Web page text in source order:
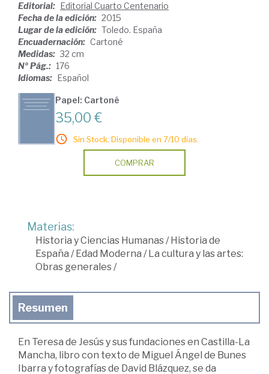
Editorial: Editorial Cuarto Centenario
Fecha de la edición: 2015
Lugar de la edición: Toledo. España
Encuadernación: Cartoné
Medidas: 32 cm
Nº Pág.: 176
Idiomas: Español
Papel: Cartoné
35,00 €
Sin Stock. Disponible en 7/10 días.
COMPRAR
Materias:
Historia y Ciencias Humanas/Historia de
España /Edad Moderna /La cultura y las artes:
Obras generales/
Resumen
En Teresa de Jesús y sus fundaciones en Castilla-La
Mancha, libro con texto de Miguel Ángel de Bunes
Ibarra y fotografías de David Blázquez, se da